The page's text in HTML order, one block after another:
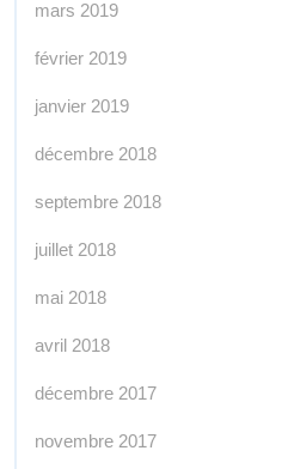
mars 2019
février 2019
janvier 2019
décembre 2018
septembre 2018
juillet 2018
mai 2018
avril 2018
décembre 2017
novembre 2017